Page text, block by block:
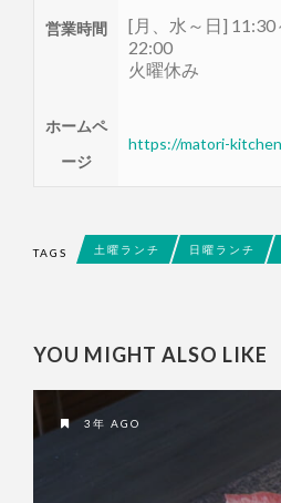
営業時間
[月、水～日] 11:30
22:00
火曜休み
ホームペ
ージ
https://matori-
TAGS 土曜ランチ 日曜ランチ
YOU MIGHT ALSO LIKE
3年 AGO